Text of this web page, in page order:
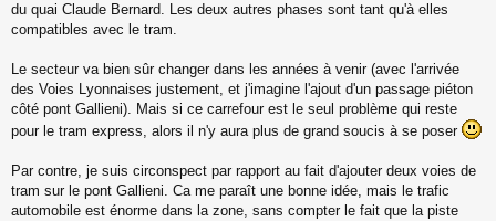
du quai Claude Bernard. Les deux autres phases sont tant qu'à elles
compatibles avec le tram.
Le secteur va bien sûr changer dans les années à venir (avec l'arrivée
des Voies Lyonnaises justement, et j'imagine l'ajout d'un passage piéton
côté pont Gallieni). Mais si ce carrefour est le seul problème qui reste
pour le tram express, alors il n'y aura plus de grand soucis à se poser
Par contre, je suis circonspect par rapport au fait d'ajouter deux voies de
tram sur le pont Gallieni. Ca me paraît une bonne idée, mais le trafic
automobile est énorme dans la zone, sans compter le fait que la piste